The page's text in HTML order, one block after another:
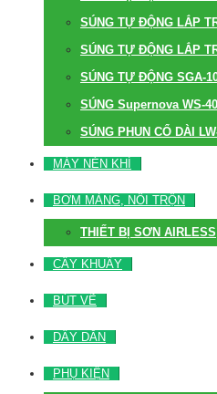
SÚNG TỰ ĐỘNG LẮP
SÚNG TỰ ĐỘNG LẮP
SÚNG TỰ ĐỘNG SGA-
SÚNG Supernova WS-
SÚNG PHUN CỔ DÀI
MÁY NÉN KHÍ
BƠM MÀNG, NỒI TRỘN
THIẾT BỊ SƠN AIRLESS
CÂY KHUẤY
BÚT VẼ
DÂY DẪN
PHỤ KIỆN